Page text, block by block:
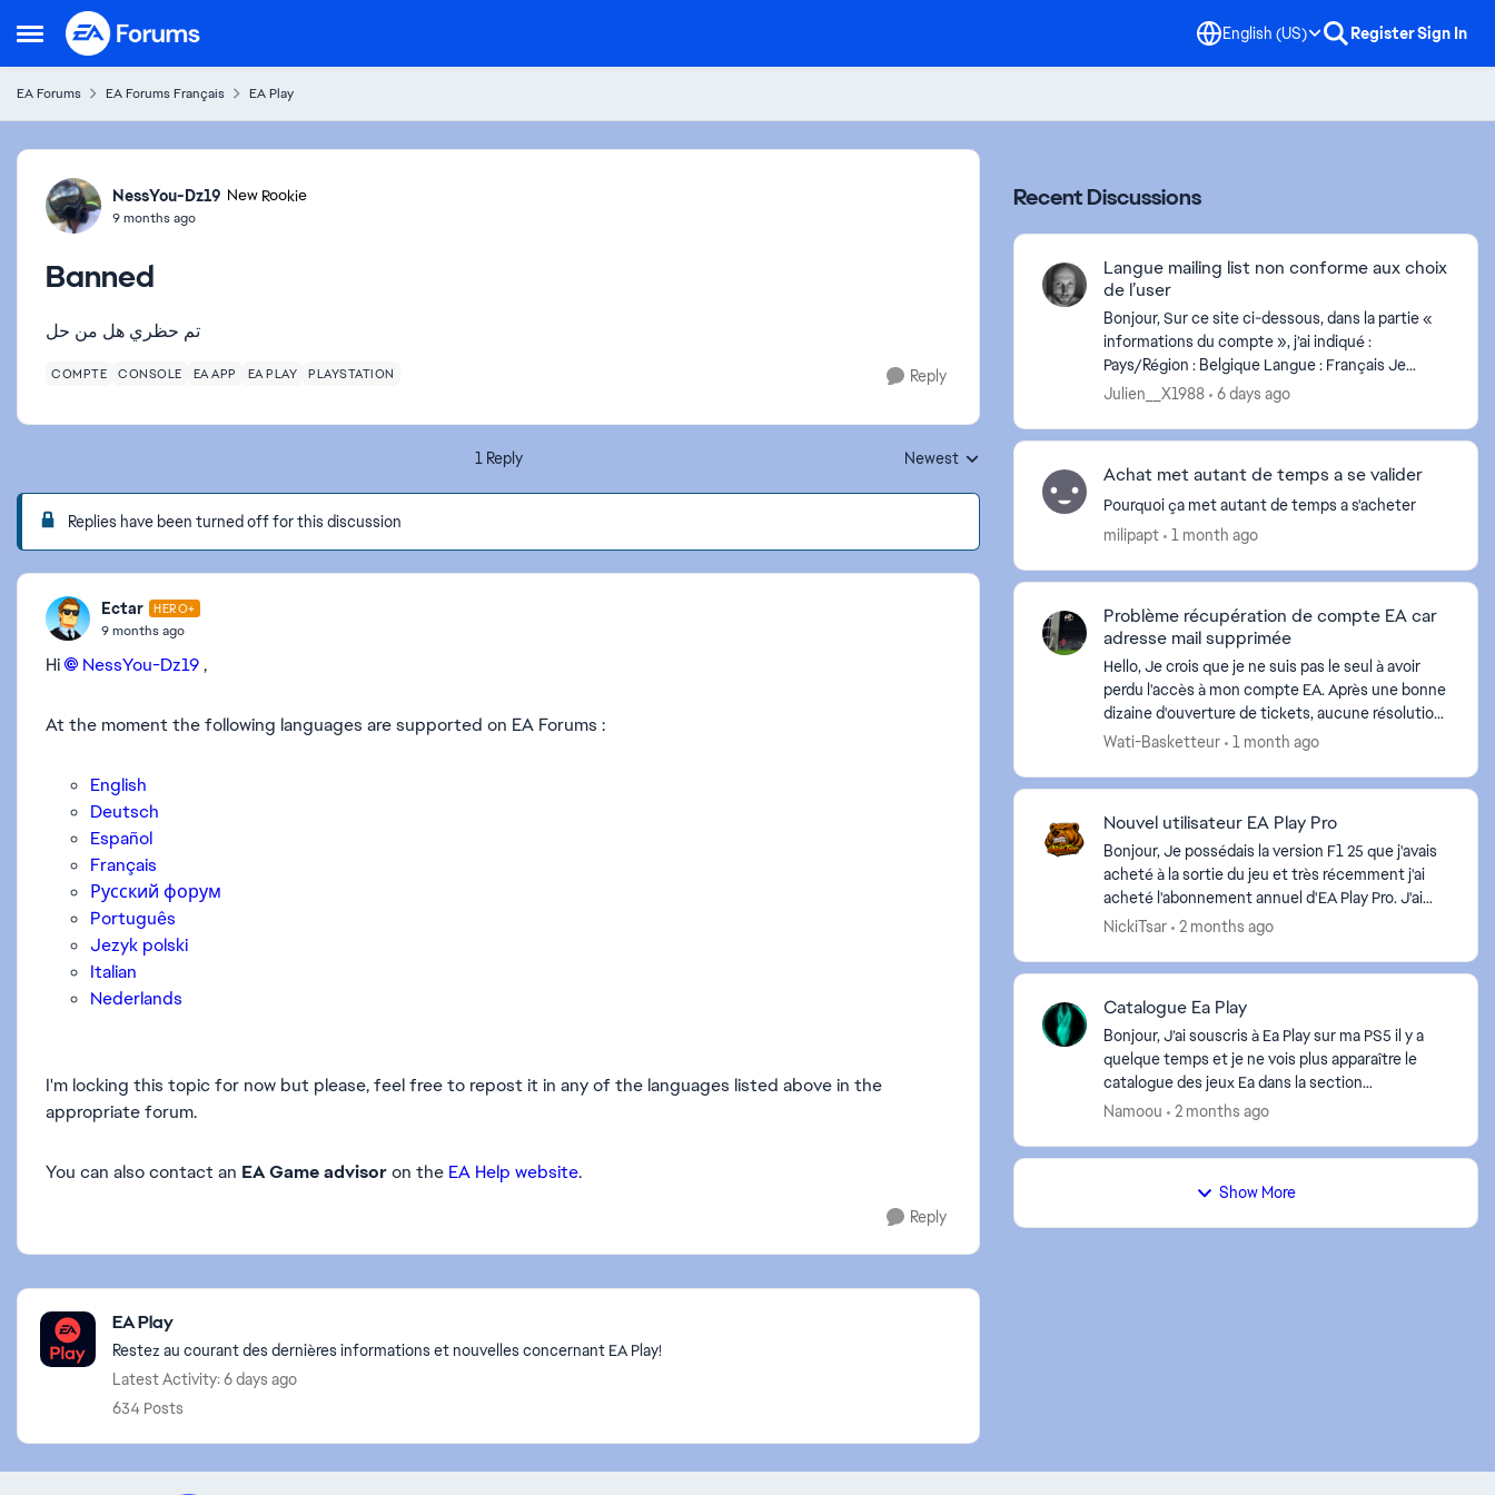
Open Side Menu
Skip to content English (US) RegisterSign In
EA Forums EA Forums Français EA Play
Forum Discussion
NessYou-Dz19 New Rookie
9 months ago
Banned
COMPTE CONSOLE EA APP EA PLAY PLAYSTATION Reply
1 Reply Replies sorted by
Newest
Replies have been turned off for this discussion
Ectar HERO+
9 months ago
Hi NessYou-Dz19​,
At the moment the following languages are supported on EA Forums :
English
Deutsch
Español
Français
Русский форум
Português
Jezyk polski
Italian
Nederlands
I'm locking this topic for now but please, feel free to repost it in any of the languages listed above in the
appropriate forum.
You can also contact an EA Game advisoron the EA Help website.
Reply
Featured Places
EA Play
Restez au courant des dernières informations et nouvelles concernant EA Play!
Latest Activity: 6 days ago
634 Posts
Recent Discussions
Langue mailing list non conforme aux choix
de l’user
Bonjour, Sur ce site ci-dessous, dans la partie «
informations du compte », j’ai indiqué :
Pays/Région : Belgique Langue : Français Je
reçois néanmoins les newsletters d’EA par mail en
Julien__X1988 6 days ago
Achat met autant de temps a se valider
Pourquoi ça met autant de temps a s'acheter
milipapt
1 month ago
Problème récupération de compte EA car
adresse mail supprimée
Hello, Je crois que je ne suis pas le seul à avoir
perdu l'accès à mon compte EA. Après une bonne
dizaine d'ouverture de tickets, aucune résolution..
Quelqu'un peut me joindre par téléphone pour...
Wati-Basketteur 1 month ago
Nouvel utilisateur EA Play Pro
Bonjour, Je possédais la version F1 25 que j'avais
acheté à la sortie du jeu et très récemment j'ai
acheté l'abonnement annuel d'EA Play Pro. J'ai
fait une erreur de débutant en achetant le DLC
NickiTsar 2 months ago
Catalogue Ea Play
Bonjour, J’ai souscris à Ea Play sur ma PS5 il y a
quelque temps et je ne vois plus apparaître le
catalogue des jeux Ea dans la section
abonnement. Je suis toujours abonné, je vois les
Namoou 2 months ago
Show More